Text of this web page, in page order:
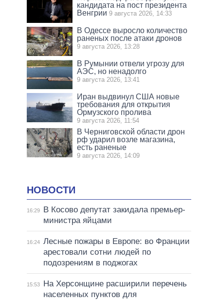
кандидата на пост президента
Венгрии 9 августа 2026, 14:33
В Одессе выросло количество
раненых после атаки дронов
9 августа 2026, 13:28
В Румынии отвели угрозу для
АЭС, но ненадолго
9 августа 2026, 13:41
Иран выдвинул США новые
требования для открытия
Ормузского пролива
9 августа 2026, 11:54
В Черниговской области дрон
рф ударил возле магазина,
есть раненые
9 августа 2026, 14:09
НОВОСТИ
16:29
В Косово депутат закидала премьер-
министра яйцами
16:24 Лесные пожары в Европе: во Франции
арестовали сотни людей по
подозрениям в поджогах
15:53
На Херсонщине расширили перечень
населенных пунктов для